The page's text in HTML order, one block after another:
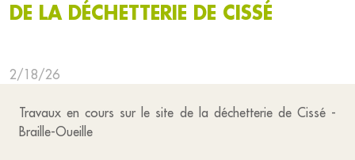
DE LA DÉCHETTERIE DE CISSÉ
2/18/26
Travaux en cours sur le site de la déchetterie de Cissé -
Braille-Oueille